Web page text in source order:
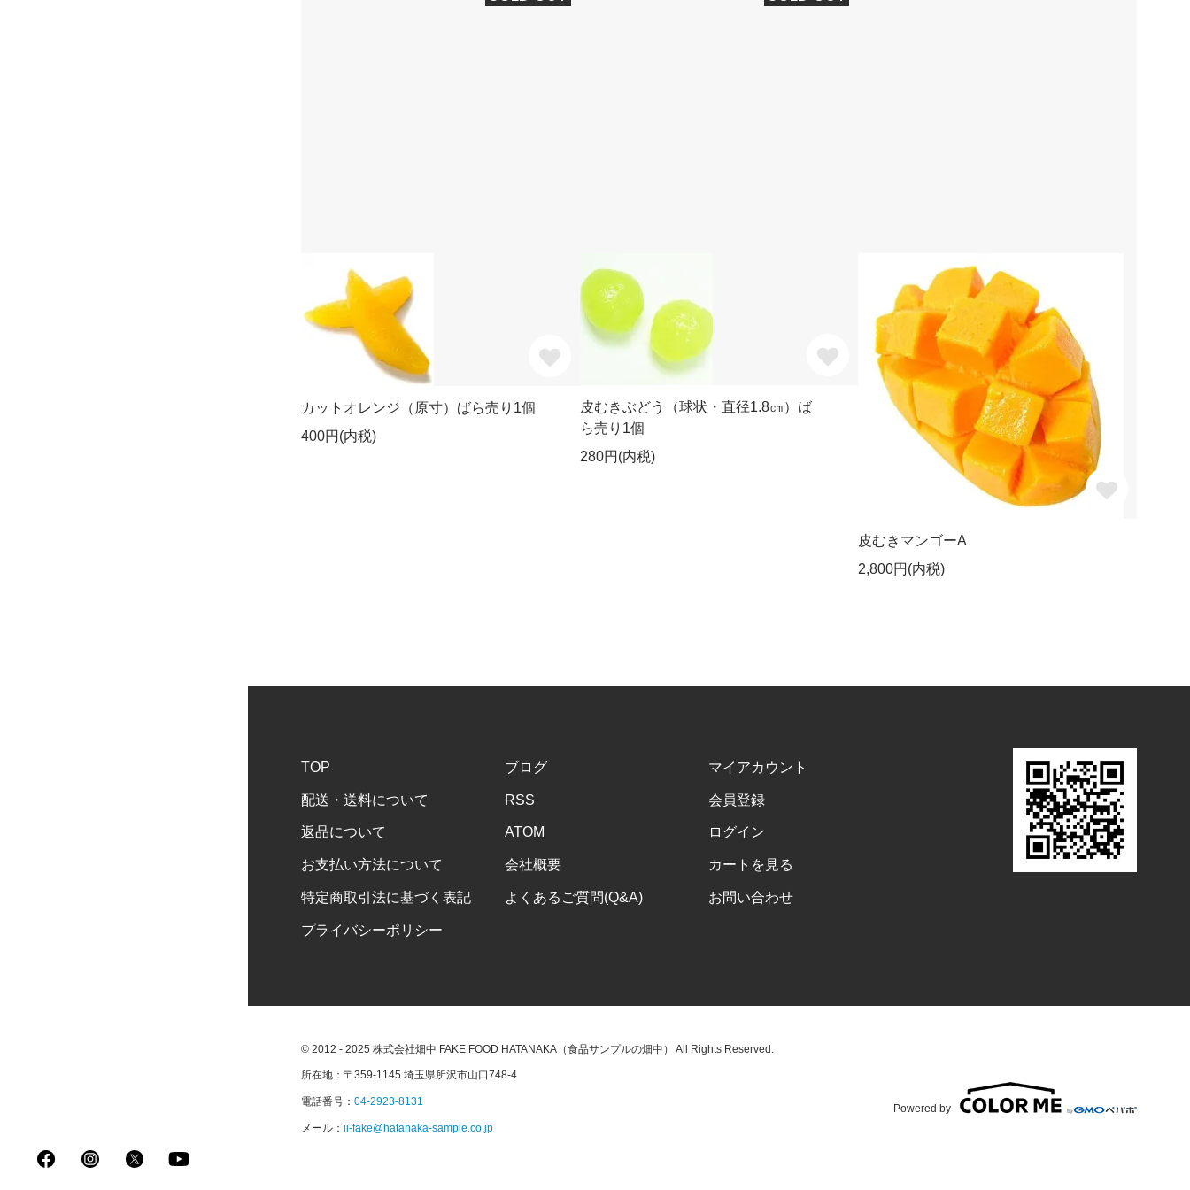
カットオレンジ（原寸）ばら売り1個
400円(内税)
皮むきぶどう（球状・直径1.8㎝）ば
ら売り1個
280円(内税)
皮むきマンゴーA
2,800円(内税)
TOP
配送・送料について
返品について
お支払い方法について
特定商取引法に基づく表記
プライバシーポリシー
ブログ
RSS
ATOM
会社概要
よくあるご質問(Q&A)
マイアカウント
会員登録
ログイン
カートを見る
お問い合わせ
© 2012 - 2025 株式会社畑中 FAKE FOOD HATANAKA（食品サンプルの畑中） All Rights Reserved.
所在地：〒359-1145 埼玉県所沢市山口748-4
電話番号： 04-2923-8131
メール： ii-fake@hatanaka-sample.co.jp
Powered by